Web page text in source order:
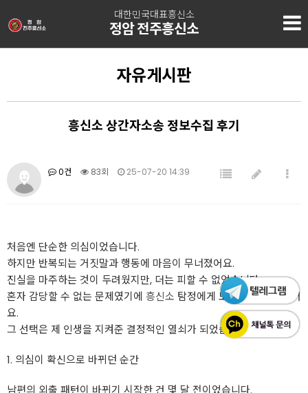
대한민국대표흥신소
정암 전주흥신소
자유게시판
흥신소 상간자소송 정보수집 후기
0건 83회 25-07-20 14:39
처음엔 단순한 의심이었습니다.
하지만 반복되는 거짓말과 행동에 마음이 무너졌어요.
진실을 마주하는 것이 두려웠지만, 더는 피할 수 없었습니다.
혼자 감당할 수 없는 문제였기에 흥신소 탐정에게 도움을 받기로 했어
요.
그 선택은 제 인생을 지켜준 결정적인 열쇠가 되었습니다.
1. 의심이 확신으로 바뀌던 순간
남편의 외출 패턴이 바뀌기 시작한 건 몇 달 전이었습니다.